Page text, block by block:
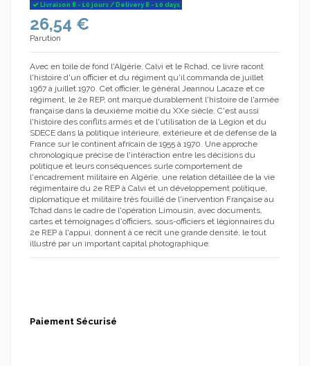
Livraison 8 - 10 jours / Delivery 8 - 10 days
26,54 €
Parution
Avec en toile de fond l'Algérie, Calvi et le Rchad, ce livre racont
l'histoire d'un officier et du régiment qu'il commanda de juillet
1967 à juillet 1970. Cet officier, le général Jeannou Lacaze et ce
régiment, le 2e REP, ont marqué durablement l'histoire de l'armée
française dans la deuxième moitié du XXe siècle. C'est aussi
l'histoire des conflits armés et de l'utilisation de la Légion et du
SDECE dans la politique intérieure, extérieure et de défense de la
France sur le continent africain de 1955 à 1970. Une approche
chronologique précise de l'intéraction entre les décisions du
politique et leurs conséquences surle comportement de
l'encadrement militaire en Algérie, une relation détaillée de la vie
régimentaire du 2e REP à Calvi et un développement politique,
diplomatique et militaire très fouillé de l'inervention Française au
Tchad dans le cadre de l'opération Limousin, avec documents,
cartes et témoignages d'officiers, sous-officiers et légionnaires du
2e REP à l'appui, donnent à ce récit une grande densité, le tout
illustré par un important capital photographique.
Paiement Sécurisé